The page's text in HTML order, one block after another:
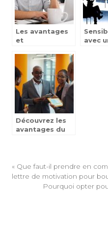
Les avantages
et
prendre des
cours en ligne
avec
Découvrez les
avantages du
« Que faut-il prendre en
lettre de motivation pour
Pourquoi opter